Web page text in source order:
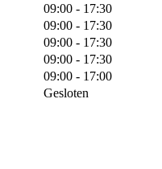
09:00 - 17:30
09:00 - 17:30
09:00 - 17:30
09:00 - 17:30
09:00 - 17:00
Gesloten